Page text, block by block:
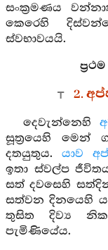
සංක්‍රමණය
කෙරෙහි
ස්වභාවයයි.
2.
දෙවැන්නෙහි
සූත්‍රයෙහි මෙන්
දතයුතුය. යාව
ඉතා ස්වල්ප
සත් දවසෙහි
සත්වන දිනයෙහි
තුසිත දිව්‍ය
පැමිණියේය.